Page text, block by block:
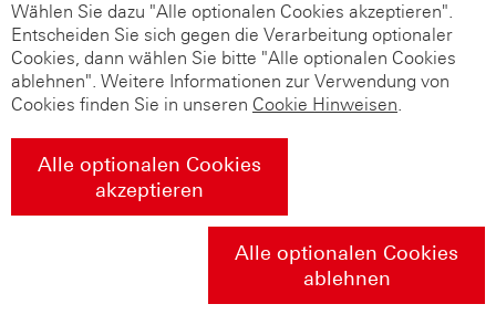
Wählen Sie dazu "Alle optionalen Cookies akzeptieren".
Entscheiden Sie sich gegen die Verarbeitung optionaler
Cookies, dann wählen Sie bitte "Alle optionalen Cookies
ablehnen". Weitere Informationen zur Verwendung von
Cookies finden Sie in unseren Cookie Hinweisen.
Alle optionalen Cookies
akzeptieren
Alle optionalen Cookies
ablehnen